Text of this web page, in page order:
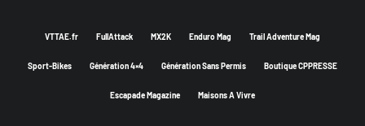
VTTAE.fr FullAttack MX2K Enduro Mag Trail Adventure Mag
Sport-Bikes Génération 4×4 Génération Sans Permis Boutique CPPRESSE
Escapade Magazine Maisons A Vivre